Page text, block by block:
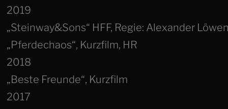
2019
„Steinway&Sons“ HFF, Regie: Alexander
„Pferdechaos“, Kurzfilm, HR
2018
„Beste Freunde“, Kurzfilm
2017